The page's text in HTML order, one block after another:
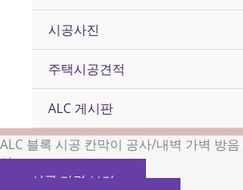
시공사진
주택시공견적
ALC 게시판
ALC 블록 시공 칸막이 공사/내벽 가벽 방
사
시공 가격 보기